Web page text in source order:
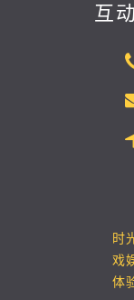
互
时
戏
体